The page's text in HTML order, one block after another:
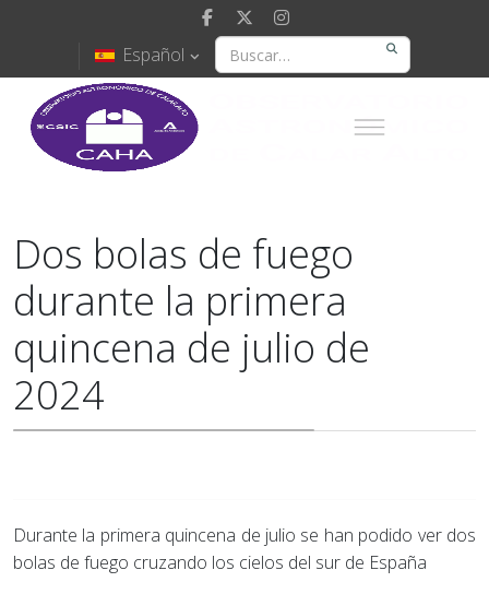
Español
Dos bolas de fuego
durante la primera
quincena de julio de
2024
Durante la primera quincena de julio se han podido ver dos
bolas de fuego cruzando los cielos del sur de España